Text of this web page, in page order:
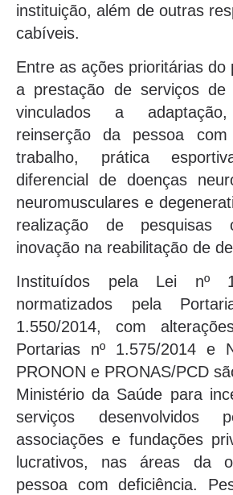
instituição, além de outras
cabíveis.
Entre as ações prioritárias do
a prestação de serviços
vinculados a
reinserção da pessoa
trabalho, prática
diferencial de doenças
neuromusculares e
realização de
inovação na reabilitação de
Instituídos pela Lei nº
normatizados pela
1.550/2014, com
Portarias nº 1.575/2014 e
PRONON e PRONAS/PCD
Ministério da Saúde para
serviços desenvolvidos
associações e fundações
lucrativos, nas áreas da
pessoa com deficiência.